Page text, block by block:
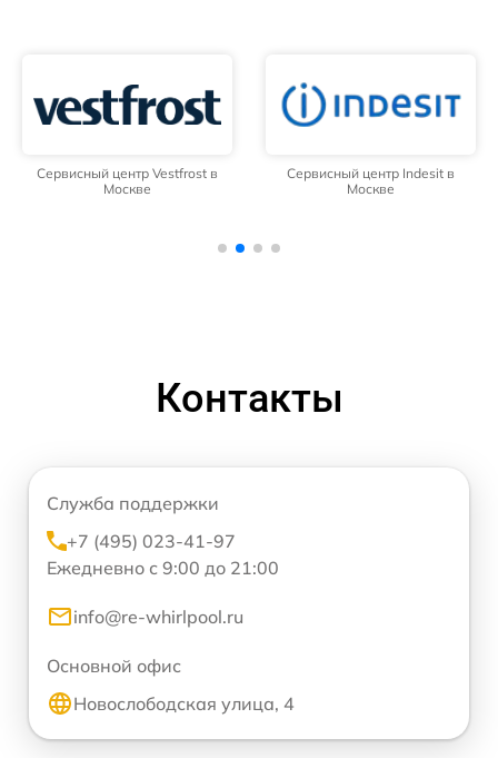
Сервисный центр Vestfrost в
Москве
Сервисный центр Indesit в
Москве
Контакты
Служба поддержки
+7 (495) 023-41-97
Ежедневно с 9:00 до 21:00
info@re-whirlpool.ru
Основной офис
Новослободская улица, 4